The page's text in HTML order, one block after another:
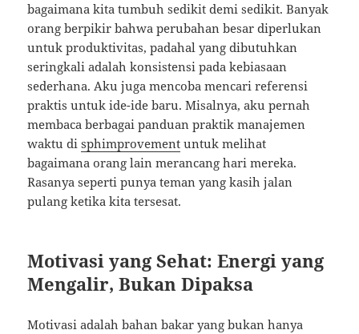
bagaimana kita tumbuh sedikit demi sedikit. Banyak
orang berpikir bahwa perubahan besar diperlukan
untuk produktivitas, padahal yang dibutuhkan
seringkali adalah konsistensi pada kebiasaan
sederhana. Aku juga mencoba mencari referensi
praktis untuk ide-ide baru. Misalnya, aku pernah
membaca berbagai panduan praktik manajemen
waktu disphimprovement untuk melihat
bagaimana orang lain merancang hari mereka.
Rasanya seperti punya teman yang kasih jalan
pulang ketika kita tersesat.
Motivasi yang Sehat: Energi yang
Mengalir, Bukan Dipaksa
Motivasi adalah bahan bakar yang bukan hanya